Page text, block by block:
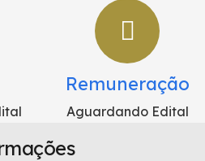
Remuneração
Aguardando Edital